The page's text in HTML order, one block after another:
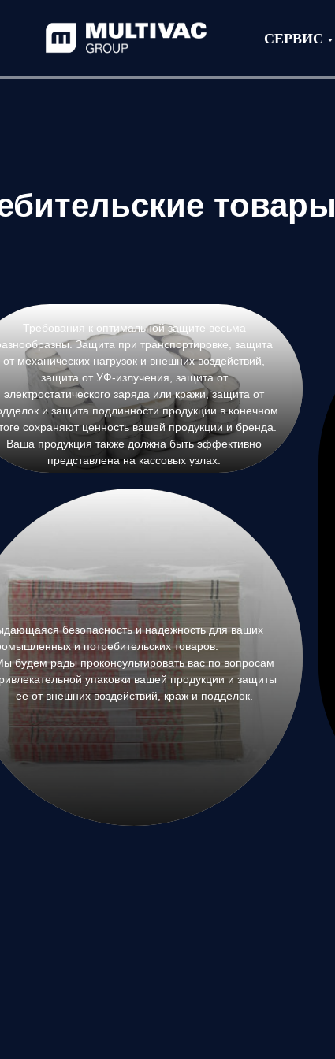
СЕРВИС
товары
Требования к оптимальной защите весьма
Защита при транспортировке, защита
от механических нагрузок и внешних воздействий,
защита от УФ-излучения, защита от
электростатического заряда или кражи, защита от
и защита подлинности продукции в конечном
сохраняют ценность вашей продукции и бренда.
Ваша продукция также должна быть эффективно
представлена на кассовых узлах.
безопасность и надежность для ваших
и потребительских товаров.
будем рады проконсультировать вас по вопросам
упаковки вашей продукции и защиты
ее от внешних воздействий, краж и подделок.